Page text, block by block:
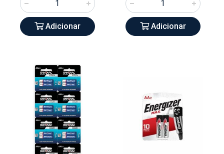
Adicionar Adicionar